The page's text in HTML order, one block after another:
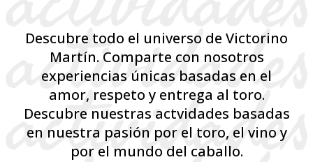
Descubre todo el universo de Victorino
Martín. Comparte con nosotros
experiencias únicas basadas en el
amor, respeto y entrega al toro.
Descubre nuestras actvidades basadas
en nuestra pasión por el toro, el vino y
por el mundo del caballo.